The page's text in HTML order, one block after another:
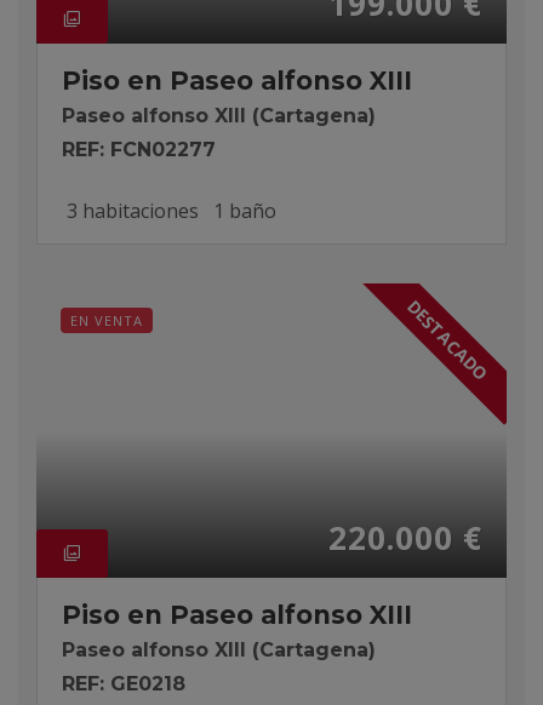
Piso en Paseo alfonso XIII
Paseo alfonso XIII (Cartagena)
REF: FCN02277
3 habitaciones 1 baño
EN VENTA DESTACADO
220.000 €
Piso en Paseo alfonso XIII
Paseo alfonso XIII (Cartagena)
REF: GE0218